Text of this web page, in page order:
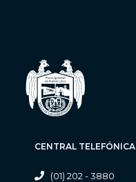
CENTRAL TELEFÓNICA
(01) 202 - 3880